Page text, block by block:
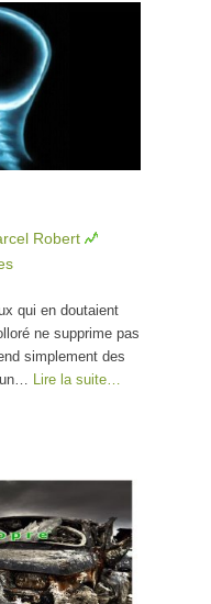
Robert
qui en doutaient
ne supprime pas
simplement des
Lire la suite…